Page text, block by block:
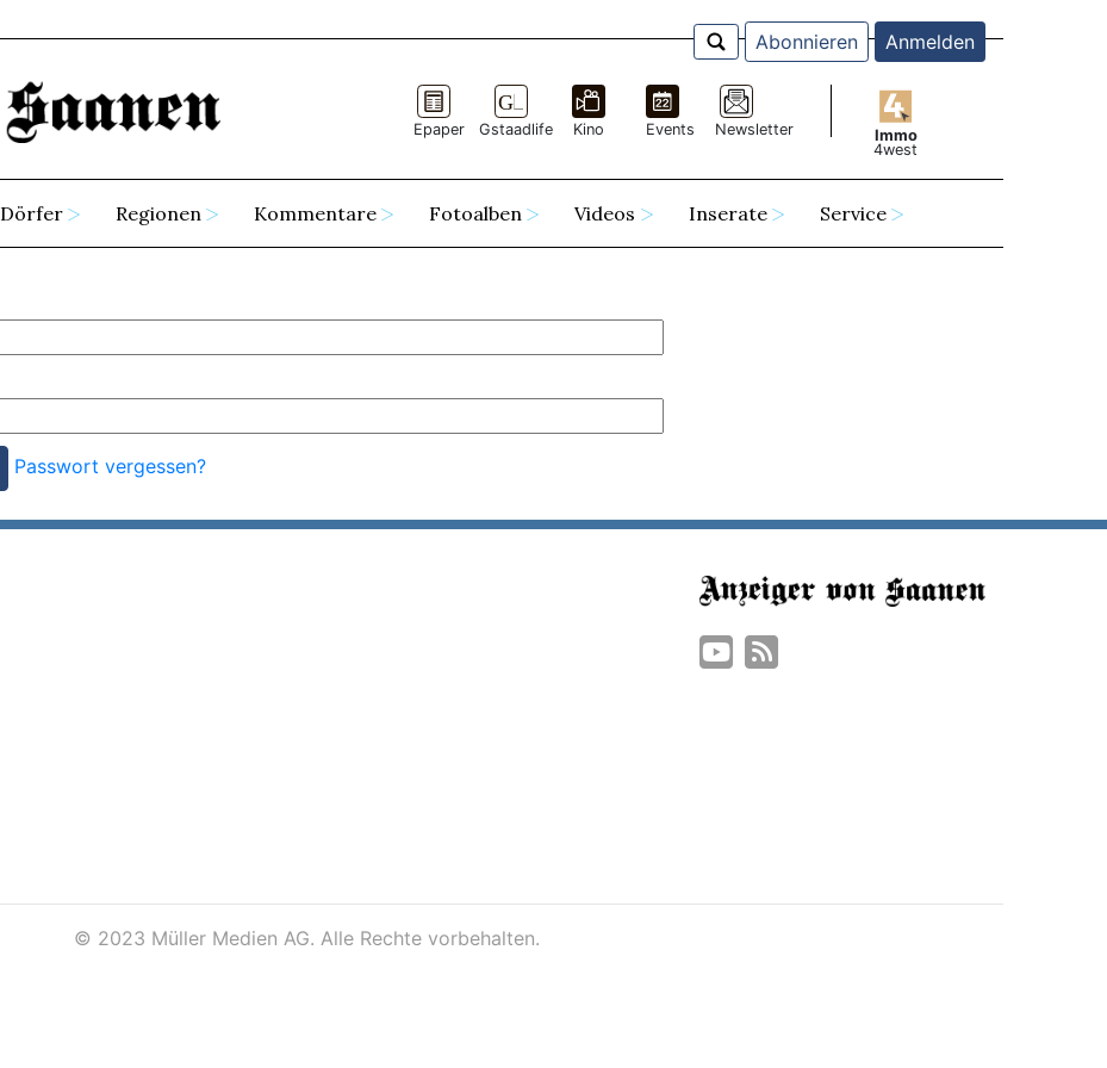
Abonnieren Anmelden
Epaper Gstaadlife Kino Events Newsletter
Immo
4west
Dörfer Regionen Kommentare Fotoalben Videos Inserate Service
Passwort vergessen?
© 2023 Müller Medien AG. Alle Rechte vorbehalten.